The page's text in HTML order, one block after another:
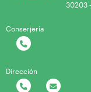
30203
Conserjería
Dirección